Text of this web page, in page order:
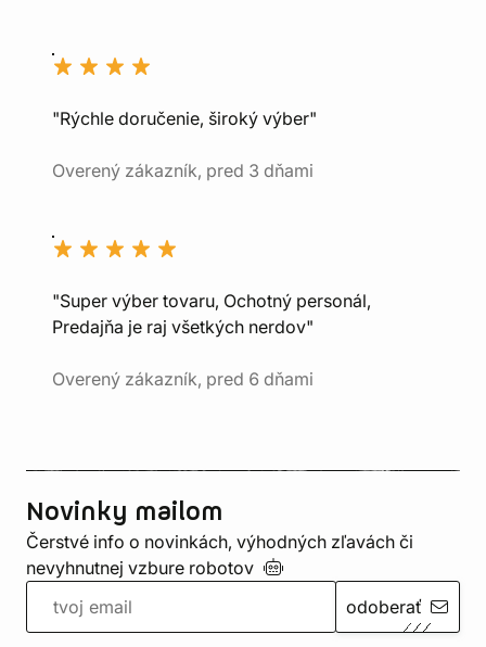
"Rýchle doručenie, široký výber"
Overený zákazník, pred 3 dňami
"Super výber tovaru, Ochotný personál,
Predajňa je raj všetkých nerdov"
Overený zákazník, pred 6 dňami
Novinky mailom
Čerstvé info o novinkách, výhodných zľavách či
nevyhnutnej vzbure robotov
odoberať